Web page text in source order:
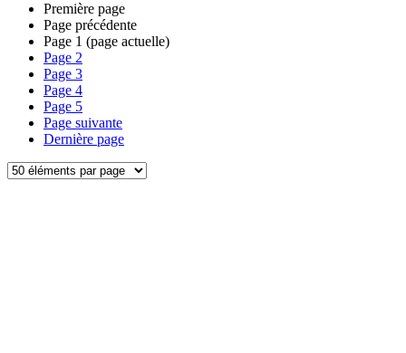
Première page
Page précédente
Page 1 (page actuelle)
Page 2
Page 3
Page 4
Page 5
Page suivante
Dernière page